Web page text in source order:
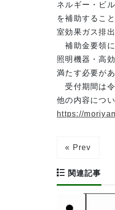
ネルギー・ビ
を補助するこ
室効果ガス排
補助金要領に
照明機器・高
満たす必要があ
受付期間は令
他の内容につ
https://
« Prev
関連記事